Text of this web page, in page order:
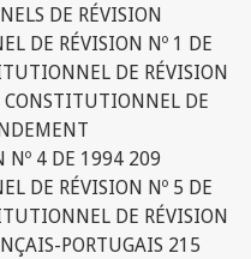
DE RÉVISION
DE RÉVISION Nº 1 DE
DE RÉVISION
DE
Nº 4 DE 1994 209
DE RÉVISION Nº 5 DE
DE RÉVISION
PORTUGAIS 215